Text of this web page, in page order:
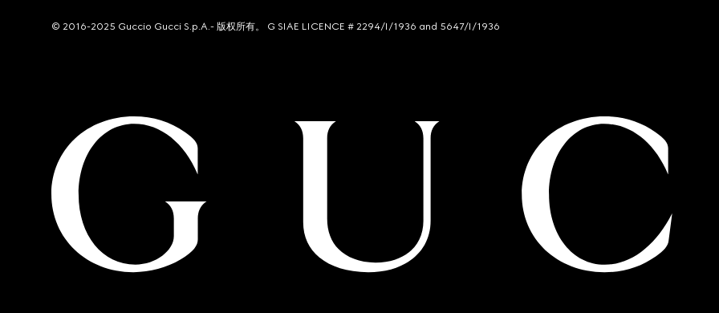
© 2016-2025 Guccio Gucci S.p.A.- 版权所有。 G SIAE LICENCE # 2294/I/1936 and 5647/I/1936